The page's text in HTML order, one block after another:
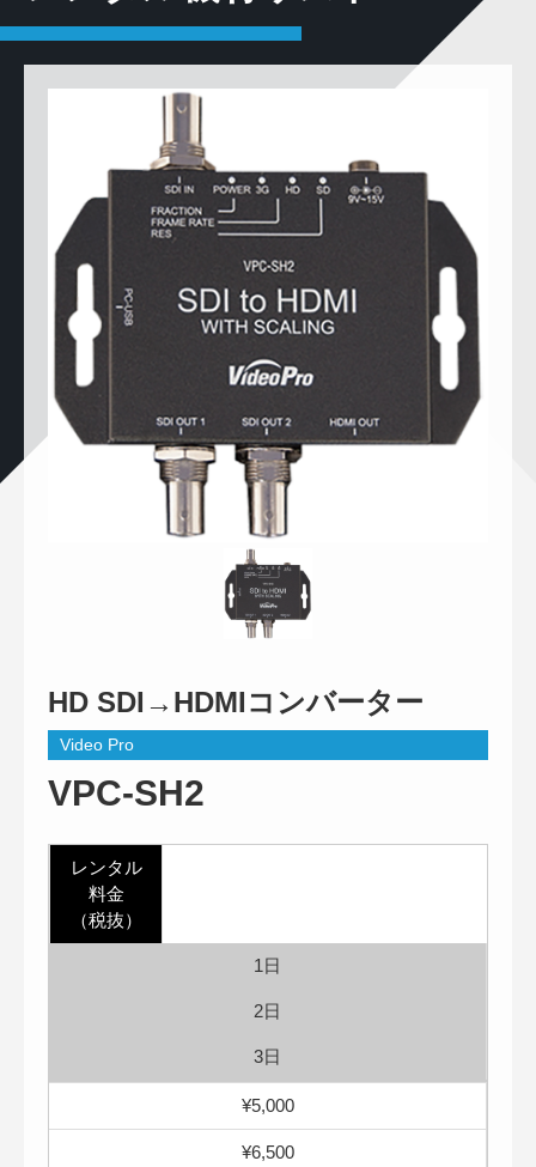
HD SDI→HDMIコンバーター
Video Pro
VPC-SH2
レンタル
料金
（税抜）
1日
2日
3日
¥5,000
¥6,500